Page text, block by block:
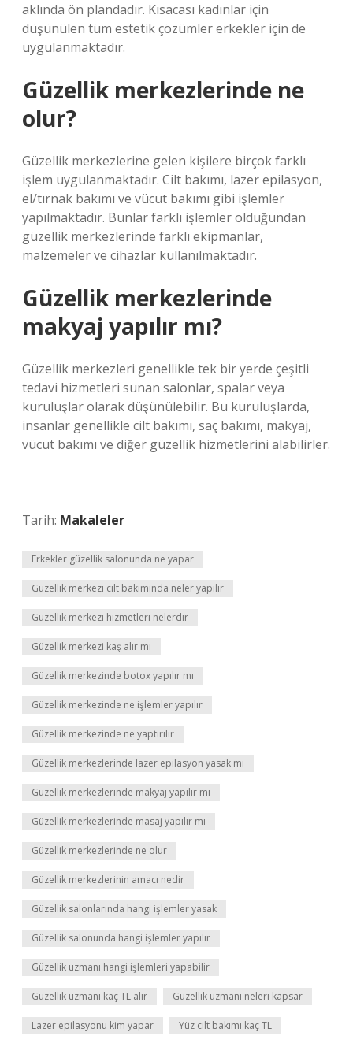
aklında ön plandadır. Kısacası kadınlar için
düşünülen tüm estetik çözümler erkekler için de
uygulanmaktadır.
Güzellik merkezlerinde ne
olur?
Güzellik merkezlerine gelen kişilere birçok farklı
işlem uygulanmaktadır. Cilt bakımı, lazer epilasyon,
el/tırnak bakımı ve vücut bakımı gibi işlemler
yapılmaktadır. Bunlar farklı işlemler olduğundan
güzellik merkezlerinde farklı ekipmanlar,
malzemeler ve cihazlar kullanılmaktadır.
Güzellik merkezlerinde
makyaj yapılır mı?
Güzellik merkezleri genellikle tek bir yerde çeşitli
tedavi hizmetleri sunan salonlar, spalar veya
kuruluşlar olarak düşünülebilir. Bu kuruluşlarda,
insanlar genellikle cilt bakımı, saç bakımı, makyaj,
vücut bakımı ve diğer güzellik hizmetlerini alabilirler.
Tarih: Makaleler
Erkekler güzellik salonunda ne yapar
Güzellik merkezi cilt bakımında neler yapılır
Güzellik merkezi hizmetleri nelerdir
Güzellik merkezi kaş alır mı
Güzellik merkezinde botox yapılır mı
Güzellik merkezinde ne işlemler yapılır
Güzellik merkezinde ne yaptırılır
Güzellik merkezlerinde lazer epilasyon yasak mı
Güzellik merkezlerinde makyaj yapılır mı
Güzellik merkezlerinde masaj yapılır mı
Güzellik merkezlerinde ne olur
Güzellik merkezlerinin amacı nedir
Güzellik salonlarında hangi işlemler yasak
Güzellik salonunda hangi işlemler yapılır
Güzellik uzmanı hangi işlemleri yapabilir
Güzellik uzmanı kaç TL alır Güzellik uzmanı neleri kapsar
Lazer epilasyonu kim yapar Yüz cilt bakımı kaç TL